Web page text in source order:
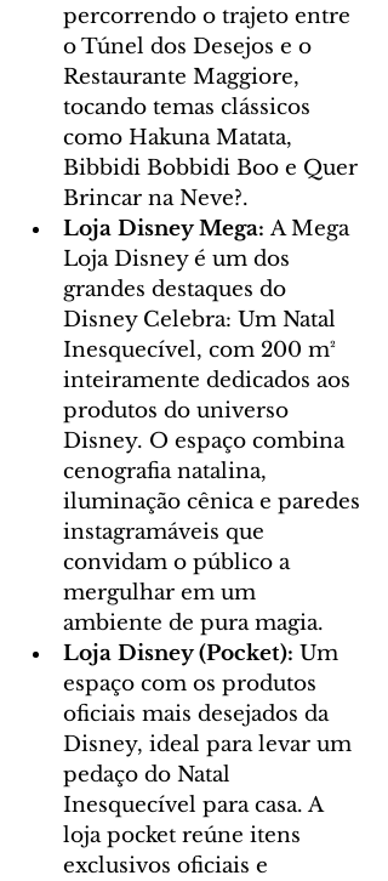
percorrendo o trajeto entre
o Túnel dos Desejos e o
Restaurante Maggiore,
tocando temas clássicos
como Hakuna Matata,
Bibbidi Bobbidi Boo e Quer
Brincar na Neve?.
Loja Disney Mega: A Mega
Loja Disney é um dos
grandes destaques do
Disney Celebra: Um Natal
Inesquecível, com 200 m²
inteiramente dedicados aos
produtos do universo
Disney. O espaço combina
cenografia natalina,
iluminação cênica e paredes
instagramáveis que
convidam o público a
mergulhar em um
ambiente de pura magia.
Loja Disney (Pocket): Um
espaço com os produtos
oficiais mais desejados da
Disney, ideal para levar um
pedaço do Natal
Inesquecível para casa. A
loja pocket reúne itens
exclusivos oficiais e